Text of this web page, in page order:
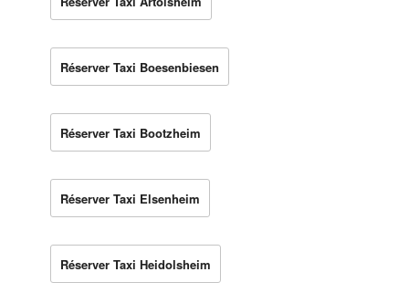
Réserver Taxi Boesenbiesen
Réserver Taxi Bootzheim
Réserver Taxi Elsenheim
Réserver Taxi Heidolsheim